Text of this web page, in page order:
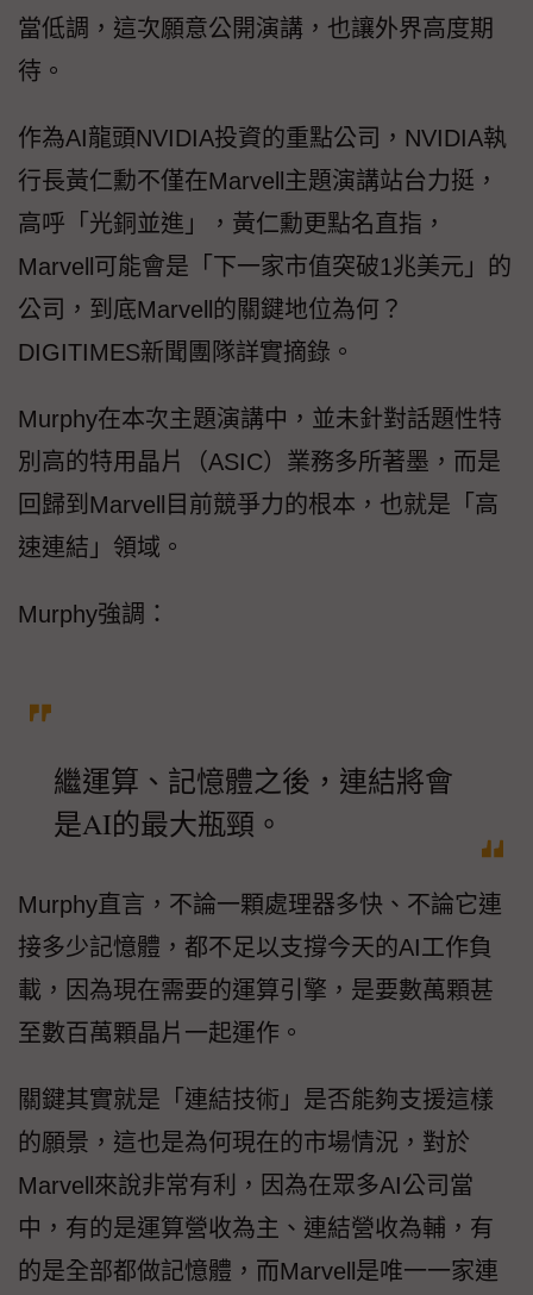
當低調，這次願意公開演講，也讓外界高度期
待。
作為AI龍頭NVIDIA投資的重點公司，NVIDIA執
行長黃仁勳不僅在Marvell主題演講站台力挺，
高呼「光銅並進」，黃仁勳更點名直指，
Marvell可能會是「下一家市值突破1兆美元」的
公司，到底Marvell的關鍵地位為何？
DIGITIMES新聞團隊詳實摘錄。
Murphy在本次主題演講中，並未針對話題性特
別高的特用晶片（ASIC）業務多所著墨，而是
回歸到Marvell目前競爭力的根本，也就是「高
速連結」領域。
Murphy強調：
繼運算、記憶體之後，連結將會
是AI的最大瓶頸。
Murphy直言，不論一顆處理器多快、不論它連
接多少記憶體，都不足以支撐今天的AI工作負
載，因為現在需要的運算引擎，是要數萬顆甚
至數百萬顆晶片一起運作。
關鍵其實就是「連結技術」是否能夠支援這樣
的願景，這也是為何現在的市場情況，對於
Marvell來說非常有利，因為在眾多AI公司當
中，有的是運算營收為主、連結營收為輔，有
的是全部都做記憶體，而Marvell是唯一一家連